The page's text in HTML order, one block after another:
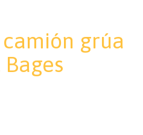
grúa